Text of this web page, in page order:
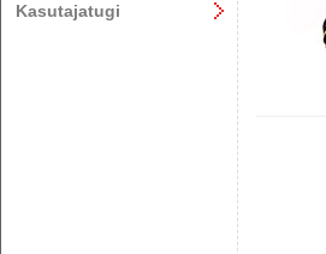
Kasutajatugi